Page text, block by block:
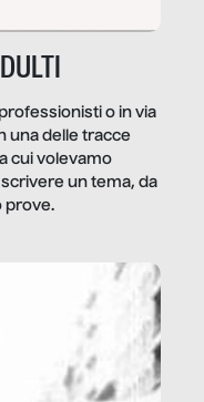
o in via
una delle tracce
cui volevamo
un tema, da
prove.